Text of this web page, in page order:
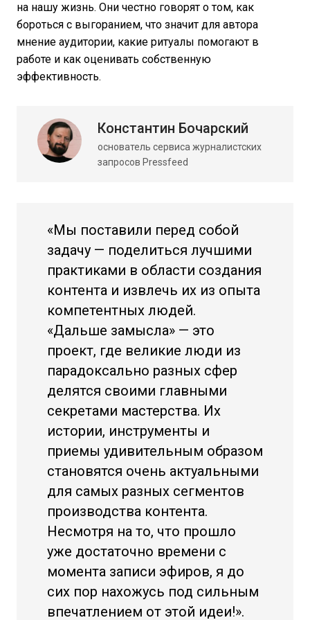
на нашу жизнь. Они честно говорят о том, как
бороться с выгоранием, что значит для автора
мнение аудитории, какие ритуалы помогают в
работе и как оценивать собственную
эффективность.
Константин Бочарский
основатель сервиса журналистских
запросов Pressfeed
«Мы поставили перед собой
задачу — поделиться лучшими
практиками в области создания
контента и извлечь их из опыта
компетентных людей.
«Дальше замысла» — это
проект, где великие люди из
парадоксально разных сфер
делятся своими главными
секретами мастерства. Их
истории, инструменты и
приемы удивительным образом
становятся очень актуальными
для самых разных сегментов
производства контента.
Несмотря на то, что прошло
уже достаточно времени с
момента записи эфиров, я до
сих пор нахожусь под сильным
впечатлением от этой идеи!».